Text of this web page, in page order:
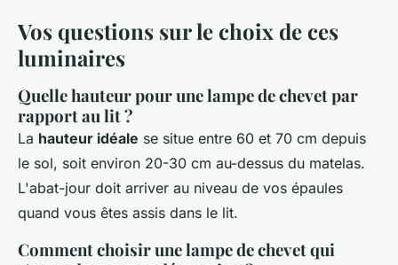
Vos questions sur le choix de ces
luminaires
Quelle hauteur pour une lampe de chevet par
rapport au lit ?
La hauteur idéale se situe entre 60 et 70 cm depuis
le sol, soit environ 20-30 cm au-dessus du matelas.
L'abat-jour doit arriver au niveau de vos épaules
quand vous êtes assis dans le lit.
Comment choisir une lampe de chevet qui